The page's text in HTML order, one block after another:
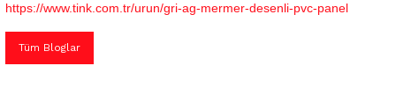
https://www.tink.com.tr/urun/gri-ag-mermer-desenli-pvc-panel
Tüm Bloglar